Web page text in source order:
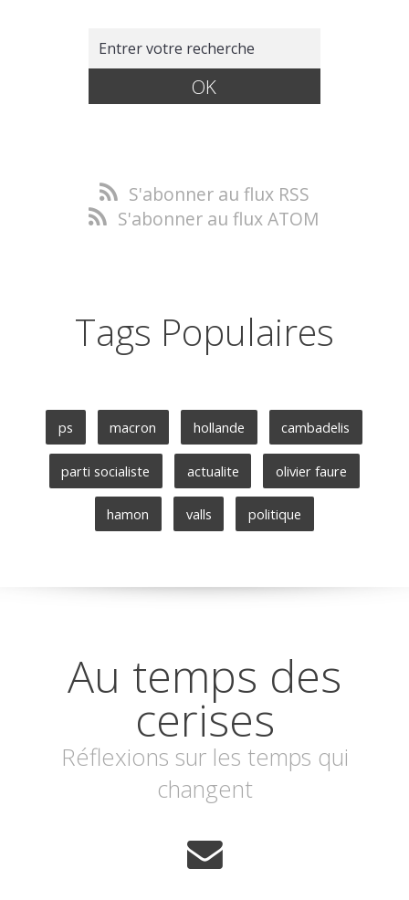
S'abonner au flux RSS
S'abonner au flux ATOM
Tags Populaires
ps macron hollande cambadelis
parti socialiste actualite olivier faure
hamon valls politique
Au temps des
cerises
Réflexions sur les temps qui
changent